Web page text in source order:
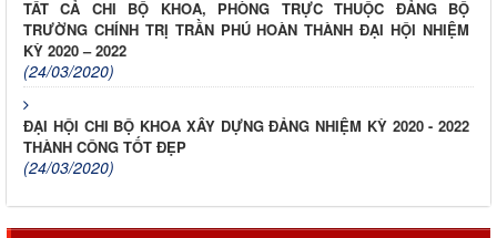
TẤT CẢ CHI BỘ KHOA, PHÒNG TRỰC THUỘC ĐẢNG BỘ
TRƯỜNG CHÍNH TRỊ TRẦN PHÚ HOÀN THÀNH ĐẠI HỘI NHIỆM
KỲ 2020 – 2022
(24/03/2020)
ĐẠI HỘI CHI BỘ KHOA XÂY DỰNG ĐẢNG NHIỆM KỲ 2020 - 2022
THÀNH CÔNG TỐT ĐẸP
(24/03/2020)